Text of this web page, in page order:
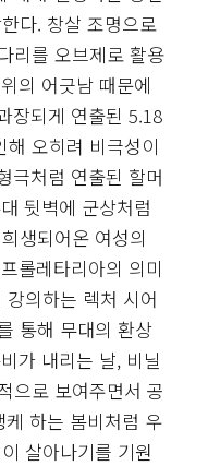
다. 창살 조명으로
리를 오브제로 활용
의 어긋남 때문에
장되게 연출된 5.18
오히려 비극성이
극처럼 연출된 할머
뒷벽에 군상처럼
생되어온 여성의
롤레타리아의 의미
의하는 렉처 시어
통해 무대의 환상
가 내리는 날, 비닐
으로 보여주면서 공
하는 봄비처럼 우
살아나기를 기원